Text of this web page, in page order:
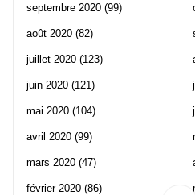
septembre 2020 (99)
août 2020 (82)
juillet 2020 (123)
juin 2020 (121)
mai 2020 (104)
avril 2020 (99)
mars 2020 (47)
février 2020 (86)